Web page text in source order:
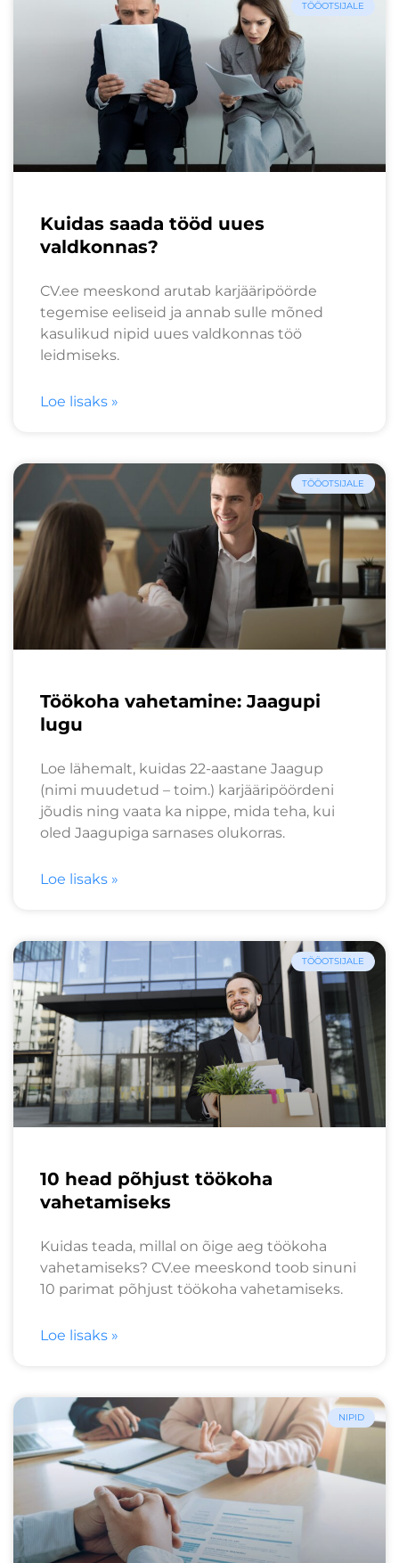
TÖÖOTSIJALE
Kuidas saada tööd uues
valdkonnas?
CV.ee meeskond arutab karjääripöörde
tegemise eeliseid ja annab sulle mõned
kasulikud nipid uues valdkonnas töö
leidmiseks.
Loe lisaks »
TÖÖOTSIJALE
Töökoha vahetamine: Jaagupi
lugu
Loe lähemalt, kuidas 22-aastane Jaagup
(nimi muudetud – toim.) karjääripöördeni
jõudis ning vaata ka nippe, mida teha, kui
oled Jaagupiga sarnases olukorras.
Loe lisaks »
TÖÖOTSIJALE
10 head põhjust töökoha
vahetamiseks
Kuidas teada, millal on õige aeg töökoha
vahetamiseks? CV.ee meeskond toob sinuni
10 parimat põhjust töökoha vahetamiseks.
Loe lisaks »
NIPID